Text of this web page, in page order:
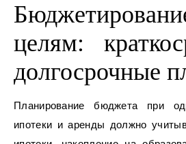
целям:
долгосрочные
Планирование бюджета при
ипотеки и аренды должно